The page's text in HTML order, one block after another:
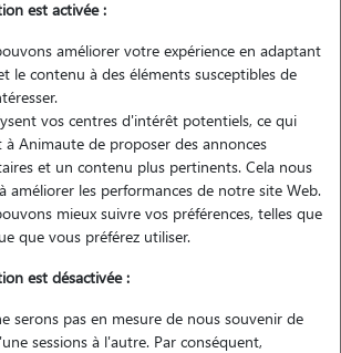
Contacter
d'une demande est sans engagement
est activée :
améliorer votre expérience en adaptant
le contenu à des éléments susceptibles de
vos centres d'intérêt potentiels, ce qui
à Animaute de proposer des annonces
et un contenu plus pertinents. Cela nous
améliorer les performances de notre site Web.
mieux suivre vos préférences, telles que
que vous préférez utiliser.
est désactivée :
serons pas en mesure de nous souvenir de
sessions à l'autre. Par conséquent,